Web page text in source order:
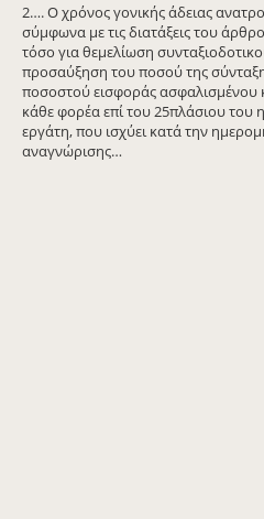
2…. Ο χρόνος γονικής άδειας
σύμφωνα με τις διατάξεις του
τόσο για θεμελίωση
προσαύξηση του ποσού της
ποσοστού εισφοράς ασφαλισμένου
κάθε φορέα επί του 25πλάσιου του
εργάτη, που ισχύει κατά την
αναγνώρισης…